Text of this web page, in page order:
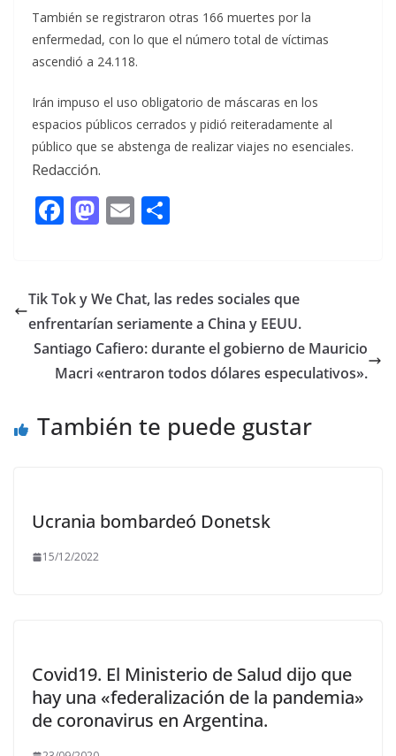
También se registraron otras 166 muertes por la
enfermedad, con lo que el número total de víctimas
ascendió a 24.118.
Irán impuso el uso obligatorio de máscaras en los
espacios públicos cerrados y pidió reiteradamente al
público que se abstenga de realizar viajes no esenciales.
Redacción.
F
b
o
o
k
M
d
o
n
E
l p
ar
ti
r
Tik Tok y We Chat, las redes sociales que
enfrentarían seriamente a China y EEUU.
Santiago Cafiero: durante el gobierno de Mauricio
Macri «entraron todos dólares especulativos».
También te puede gustar
Ucrania bombardeó Donetsk
15/12/2022
Covid19. El Ministerio de Salud dijo que
hay una «federalización de la pandemia»
de coronavirus en Argentina.